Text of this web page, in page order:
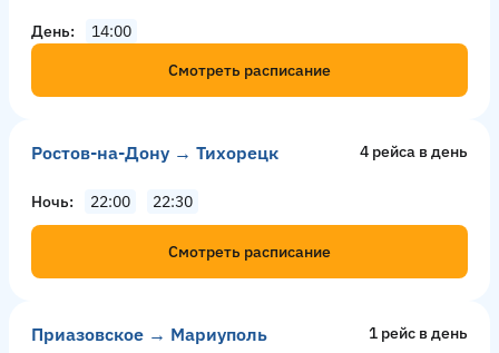
День
14:00
Смотреть расписание
Ростов-на-Дону → Тихорецк 4 рейсa в день
Ночь 22:00 22:30
Смотреть расписание
Приазовское → Мариуполь 1 рейс в день